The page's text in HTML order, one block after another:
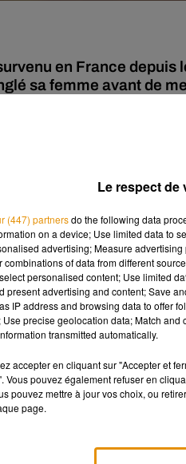
en France depuis
sa femme avant de
dans la nuit de
par l’autopsie suite à des
mercredi et sera présenté
sur conjoint et destruction
les faits. De son côté,
Le respect de
(447) partnersdo the following data
on a device; Use limited data to
advertising; Measure
combinations of data from different
personalised content; Use limited
present advertising and content; Save
IP address and browsing data to offer
Use precise geolocation data; Match
transmitted automatically.
accepter en cliquant sur "Accepter et
Vous pouvez également refuser en
pouvez mettre à jour vos choix, ou
page.